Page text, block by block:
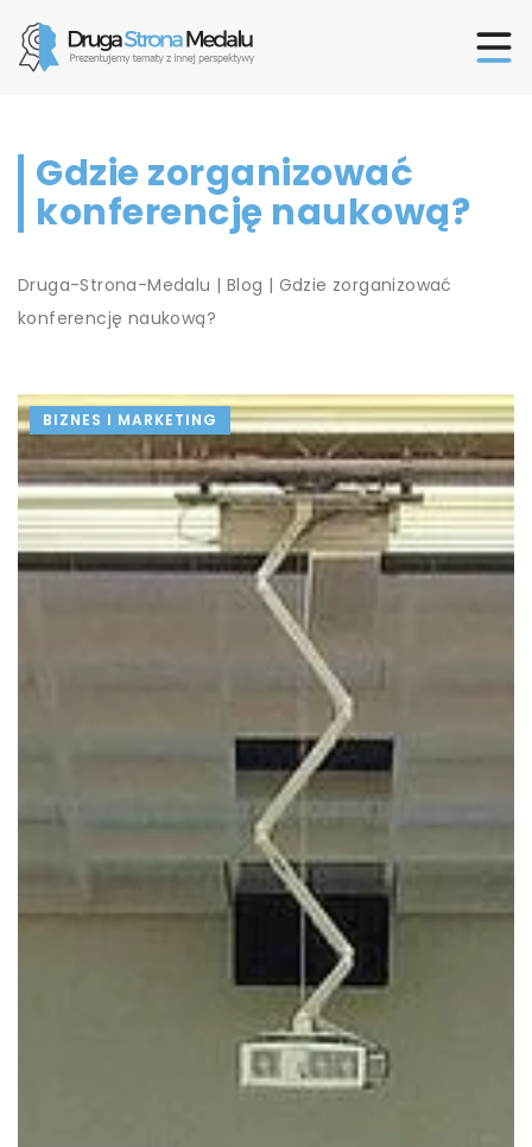
Gdzie zorganizować
konferencję naukową?
Druga-Strona-Medalu | Blog | Gdzie zorganizować
konferencję naukową?
BIZNES I MARKETING